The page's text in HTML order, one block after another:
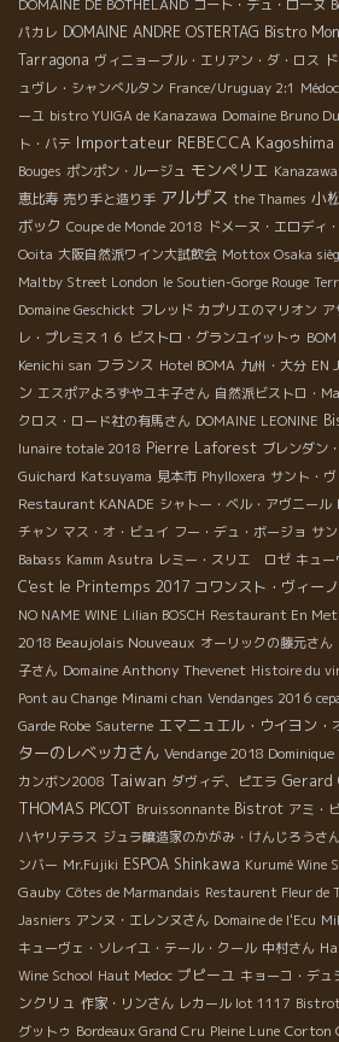
DOMAINE DE BOTHELAND コート・デュ・ローヌ
パカレ DOMAINE ANDRE OSTERTAG Bistro
Tarragona ヴィニョーブル・エリアン・ダ・ロス
ュヴレ・シャンべルタン France/Uruguay 2:1
ーユ bistro YUIGA de Kanazawa Domaine Bruno
ト・バテ Importateur REBECCA Kagoshima
Bouges ポンポン・ルージュ モンペリエ Kanazawa
恵比寿 売り手と造り手 アルザス the Thames 小
ボック Coupe de Monde 2018 ドメーヌ・エロディ
Ooita 大阪自然派ワイン大試飲会 Mottox Osaka
Maltby Street London le Soutien-Gorge Rouge
Domaine Geschickt フレッド カプリエのマリオン
レ・プレミス１６ ビストロ・グランユイットゥ
Kenichi san フランス Hotel BOMA 九州・大分 EN
ン エスポアよろずやユキ子さん 自然派ビストロ・
クロス・ロード社の有馬さん DOMAINE LEONINE
lunaire totale 2018 Pierre Laforest ブレンダン
Guichard Katsuyama 見本市 Phylloxera サント・
Restaurant KANADE シャトー・ベル・アヴニール
チャン マス・オ・ビュイ フー・デュ・ボージョ サ
Babass Kamm Asutra レミー・スリエ ロゼ キュー
C'est le Printemps 2017 コワンスト・ヴィーノ
NO NAME WINE Lilian BOSCH Restaurant En
2018 Beaujolais Nouveaux オーリックの藤元さん
子さん Domaine Anthony Thevenet Histoire du
Pont au Change Minami chan Vendanges 2016
Garde Robe Sauterne エマニュエル・ウイヨン・
ターのレベッカさん Vendange 2018
カンボン2008 Taiwan ダヴィデ、ピエラ Gerard
THOMAS PICOT Bruissonnante Bistrot アミ・
ハヤリテラス ジュラ醸造家のかがみ・けんじろうさん
ンバー Mr.Fujiki ESPOA Shinkawa Kurumé Wine
Gauby Côtes de Marmandais Restaurent Fleur de
Jasniers アンヌ・エレンヌさん Domaine de l'Ecu
キューヴェ・ソレイユ・テール・クール 中村さん
Wine School Haut Medoc プピーユ キョーコ・デュ
ンクリュ 作家・リンさん レカール lot 1117
グットゥ Bordeaux Grand Cru Pleine Lune Corton